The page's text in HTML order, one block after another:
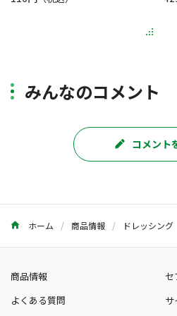
みんなのコメント
コメント
ホーム 商品情報 ドレッシング
商品情報
セ
よくある質問
サ